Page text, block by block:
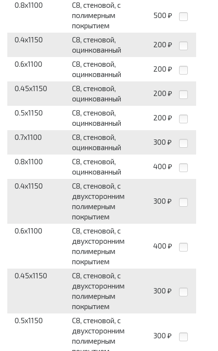
0.8x1100
С8, стеновой, с
полимерным
покрытием
500 ₽
0.4x1150
С8, стеновой,
оцинкованный
200 ₽
0.6x1100
С8, стеновой,
оцинкованный
200 ₽
0.45x1150
С8, стеновой,
оцинкованный
200 ₽
0.5x1150
С8, стеновой,
оцинкованный
200 ₽
0.7x1100
С8, стеновой,
оцинкованный
300 ₽
0.8x1100
С8, стеновой,
оцинкованный
400 ₽
0.4x1150
С8, стеновой, с
двухсторонним
полимерным
покрытием
300 ₽
0.6x1100
С8, стеновой, с
двухсторонним
полимерным
покрытием
400 ₽
0.45x1150
С8, стеновой, с
двухсторонним
полимерным
покрытием
300 ₽
0.5x1150
С8, стеновой, с
двухсторонним
полимерным
300 ₽